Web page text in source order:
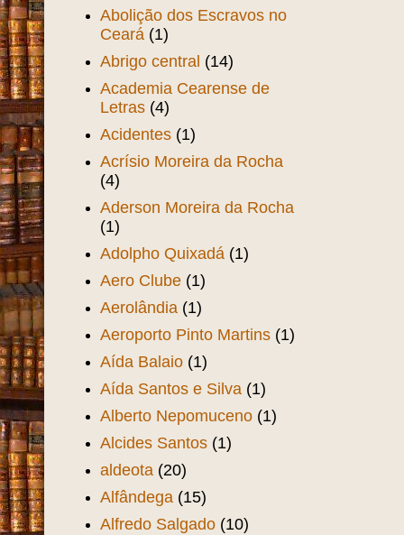
A saga dos jangadeiros (5)
AABB
Aba Film
Abolição da Escravatura no
Ceará
Abolição dos Escravos no
Ceará (1)
Abrigo central
(14)
Academia Cearense de
Letras
Acidentes
(1)
Acrísio Moreira da Rocha
(4)
Aderson Moreira da Rocha
(1)
Adolpho Quixadá (1)
Aero Clube (1)
Aerolândia (1)
Aeroporto Pinto Martins
Aída Balaio (1)
Aída Santos e Silva (1)